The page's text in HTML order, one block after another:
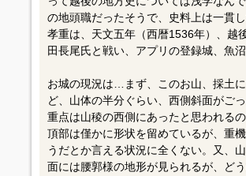
の地頭職だったそうで、史料上は一貫
孝重は、天文五年（西暦1536年）、越
田長尾氏と戦い、アプリの登録城、魚
お城の現況は…まず、このお山、採土
ど、山体の半分ぐらい、西側斜面がご
重点は山稜の西側にあったと思われる
頂部は僅かに形状を留めているが、重
うだとか言える状況に全くない。又、
面には腰郭様の地形が見られるが、ど